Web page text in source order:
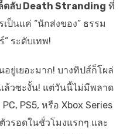
ดลับ Death Stranding ที่
ป็นแค่ “นักส่งของ” ธรรม
” ระดับเทพ!
ยู่เยอะมาก! บางทิปส์ก็โผล่
ล้วซะงั้น! แต่วันนี้ไม่มีพลาด
PS5, หรือ Xbox Series
รอดในชั่วโมงแรกๆ และ